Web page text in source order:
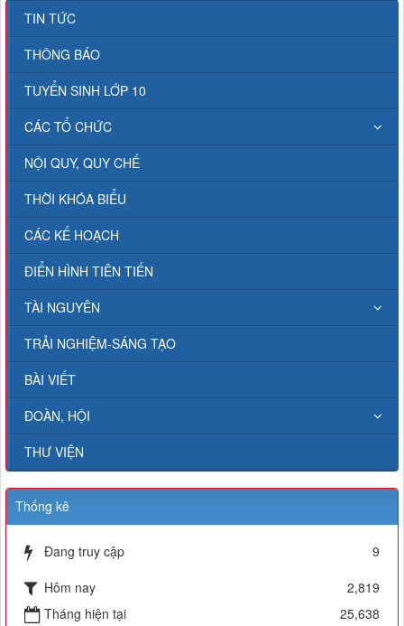
TIN TỨC
THÔNG BÁO
TUYỂN SINH LỚP 10
CÁC TỔ CHỨC
NỘI QUY, QUY CHẾ
THỜI KHÓA BIỂU
CÁC KẾ HOẠCH
ĐIỂN HÌNH TIÊN TIẾN
TÀI NGUYÊN
TRẢI NGHIỆM-SÁNG TẠO
BÀI VIẾT
ĐOÀN, HỘI
THƯ VIỆN
Thống kê
Đang truy cập
9
Hôm nay
2,819
Tháng hiện tại
25,638